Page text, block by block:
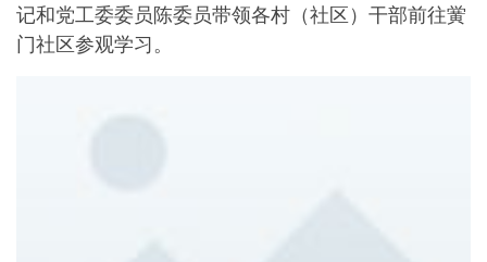
记和党工委委员陈委员带领各村（社区）干部前往黉
门社区参观学习。